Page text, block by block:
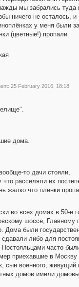
мы забрались туда
ничего не осталось, и
у меня были
(цветные!) пропали.
25 February 2016, 18:18
дома.
то дачи стояли,
расселяли их
жалко что пленки
во всех домах в 50-е
шоссе, Главному
Дома были
либо для
часто
приехавшие в Москву
сын военного, живущий
домов имели